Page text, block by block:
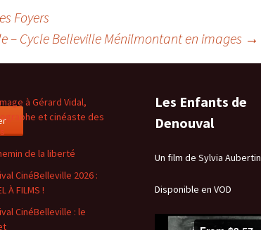
Foyers
– Cycle Belleville Ménilmontant en images →
à Gérard Vidal,
et cinéaste des
de la liberté
CinéBelleville 2026 :
À FILMS !
CinéBelleville : le
Les Enfants de
Denouval
Un film de Sylvia Aubertin
Disponible en VOD